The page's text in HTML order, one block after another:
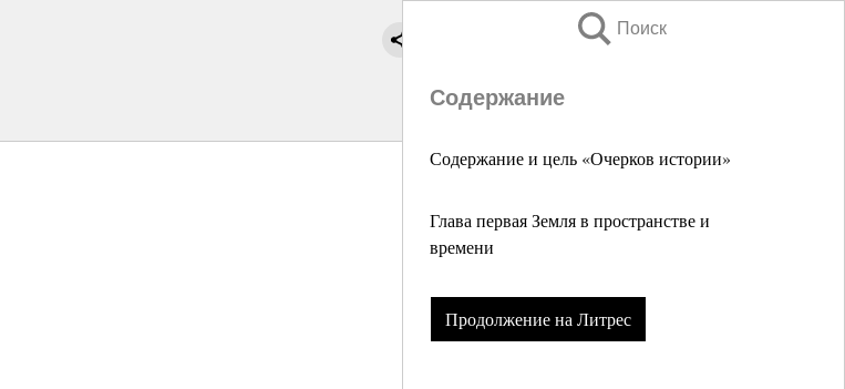
Поиск
Содержание
Содержание и цель «Очерков истории»
Глава первая Земля в пространстве и
времени
Продолжение на Литрес